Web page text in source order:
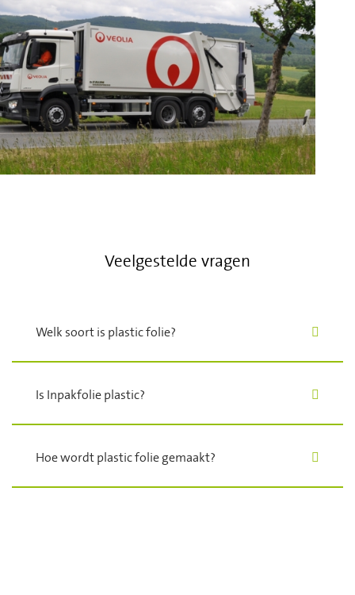
Veelgestelde vragen
Welk soort is plastic folie?
Is Inpakfolie plastic?
Hoe wordt plastic folie gemaakt?